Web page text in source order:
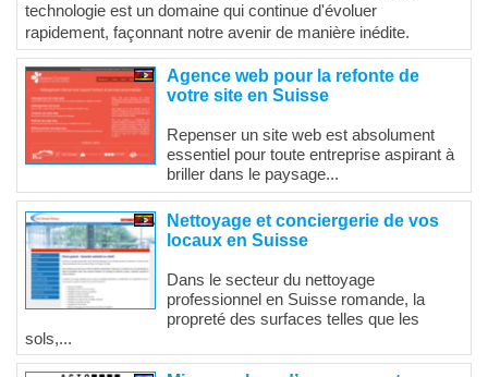
technologie est un domaine qui continue d'évoluer
rapidement, façonnant notre avenir de manière inédite.
Agence web pour la refonte de
votre site en Suisse
Repenser un site web est absolument
essentiel pour toute entreprise aspirant à
briller dans le paysage...
Nettoyage et conciergerie de vos
locaux en Suisse
Dans le secteur du nettoyage
professionnel en Suisse romande, la
propreté des surfaces telles que les
sols,...